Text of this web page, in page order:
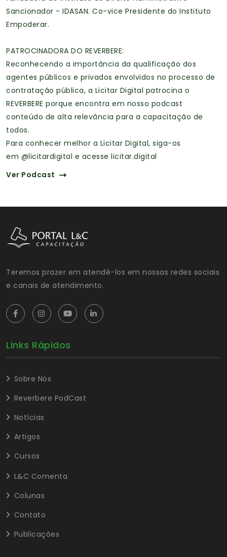
Sancionador - IDASAN. Co-vice Presidente do Instituto
Empoderar.
PATROCINADORA DO REVERBERE:
Reconhecendo a importância da qualificação dos
agentes públicos e privados envolvidos no processo de
contratação pública, a Licitar Digital patrocina o
REVERBERE porque encontra em nosso podcast
conteúdo de alta relevância para a capacitação de
todos.
Para conhecer melhor a Licitar Digital, siga-os
em @licitardigital e acesse licitar.digital
Ver Podcast
Teremos prazer em atendê-los em nossas redes sociais
e canais de atendimento.
Links Rápidos
Sobre Nós
Reverbere PodCast
Notícias
Artigos
Cursos
L&C Comenta
Colunas
Contato
Publicações